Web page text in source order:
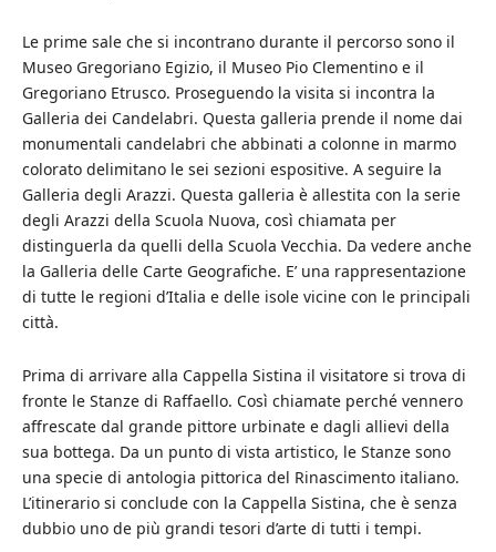
Le prime sale che si incontrano durante il percorso sono il
Museo Gregoriano Egizio, il Museo Pio Clementino e il
Gregoriano Etrusco. Proseguendo la visita si incontra la
Galleria dei Candelabri. Questa galleria prende il nome dai
monumentali candelabri che abbinati a colonne in marmo
colorato delimitano le sei sezioni espositive. A seguire la
Galleria degli Arazzi. Questa galleria è allestita con la serie
degli Arazzi della Scuola Nuova, così chiamata per
distinguerla da quelli della Scuola Vecchia. Da vedere anche
la Galleria delle Carte Geografiche. E’ una rappresentazione
di tutte le regioni d’Italia e delle isole vicine con le principali
città.
Prima di arrivare alla Cappella Sistina il visitatore si trova di
fronte le Stanze di Raffaello. Così chiamate perché vennero
affrescate dal grande pittore urbinate e dagli allievi della
sua bottega. Da un punto di vista artistico, le Stanze sono
una specie di antologia pittorica del Rinascimento italiano.
L’itinerario si conclude con la Cappella Sistina, che è senza
dubbio uno de più grandi tesori d’arte di tutti i tempi.